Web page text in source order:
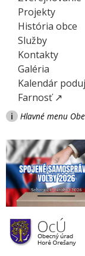
Projekty
História obce
Služby
Kontakty
Galéria
Kalendár
Farnosť ↗
i Hlavné menu